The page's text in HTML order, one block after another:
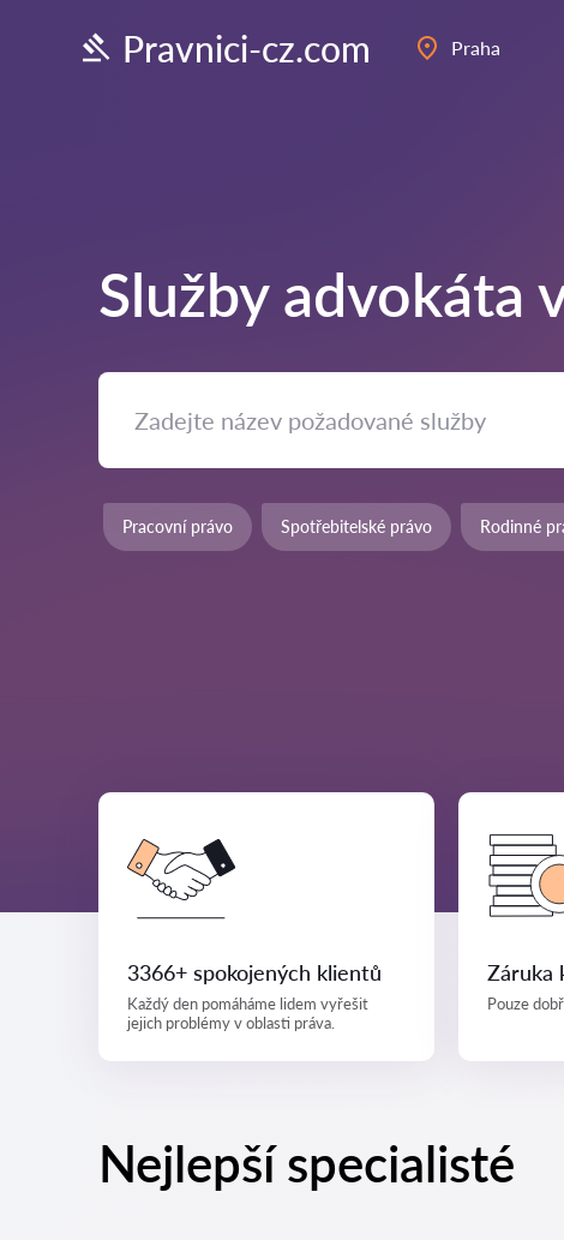
Pravnici-cz.com Praha
Služby advokáta
Pracovní právo Spotřebitelské právo Rodinné
3366+ spokojených klientů
Každý den pomáháme lidem vyřešit
jejich problémy v oblasti práva.
Záruka
Pouze
Nejlepší specialisté